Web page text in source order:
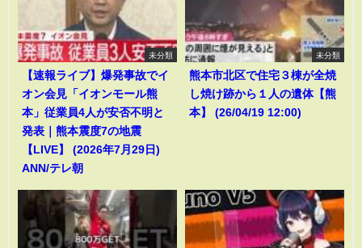
未分類
【速報ライブ】爆発事故でイ
オン会見「イオンモール熊
本」従業員4人が安否不明と
発表｜熊本震度7の地震
【LIVE】 (2026年7月29日)
ANN/テレ朝
未分類
熊本市北区で住宅３棟が全焼
し焼け跡から１人の遺体【熊
本】 (26/04/19 12:00)